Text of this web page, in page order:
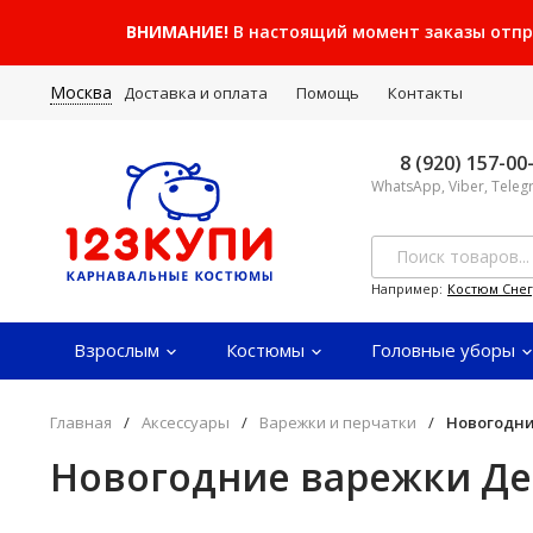
ВНИМАНИЕ!В настоящий момент заказы
Москва Доставка и оплата Помощь Контакты
8 (920) 157-
WhatsApp, Viber,
Например: Костюм
Взрослым Костюмы Головные уборы
Главная / Аксессуары / Варежки и перчатки /
Новогодние варежки